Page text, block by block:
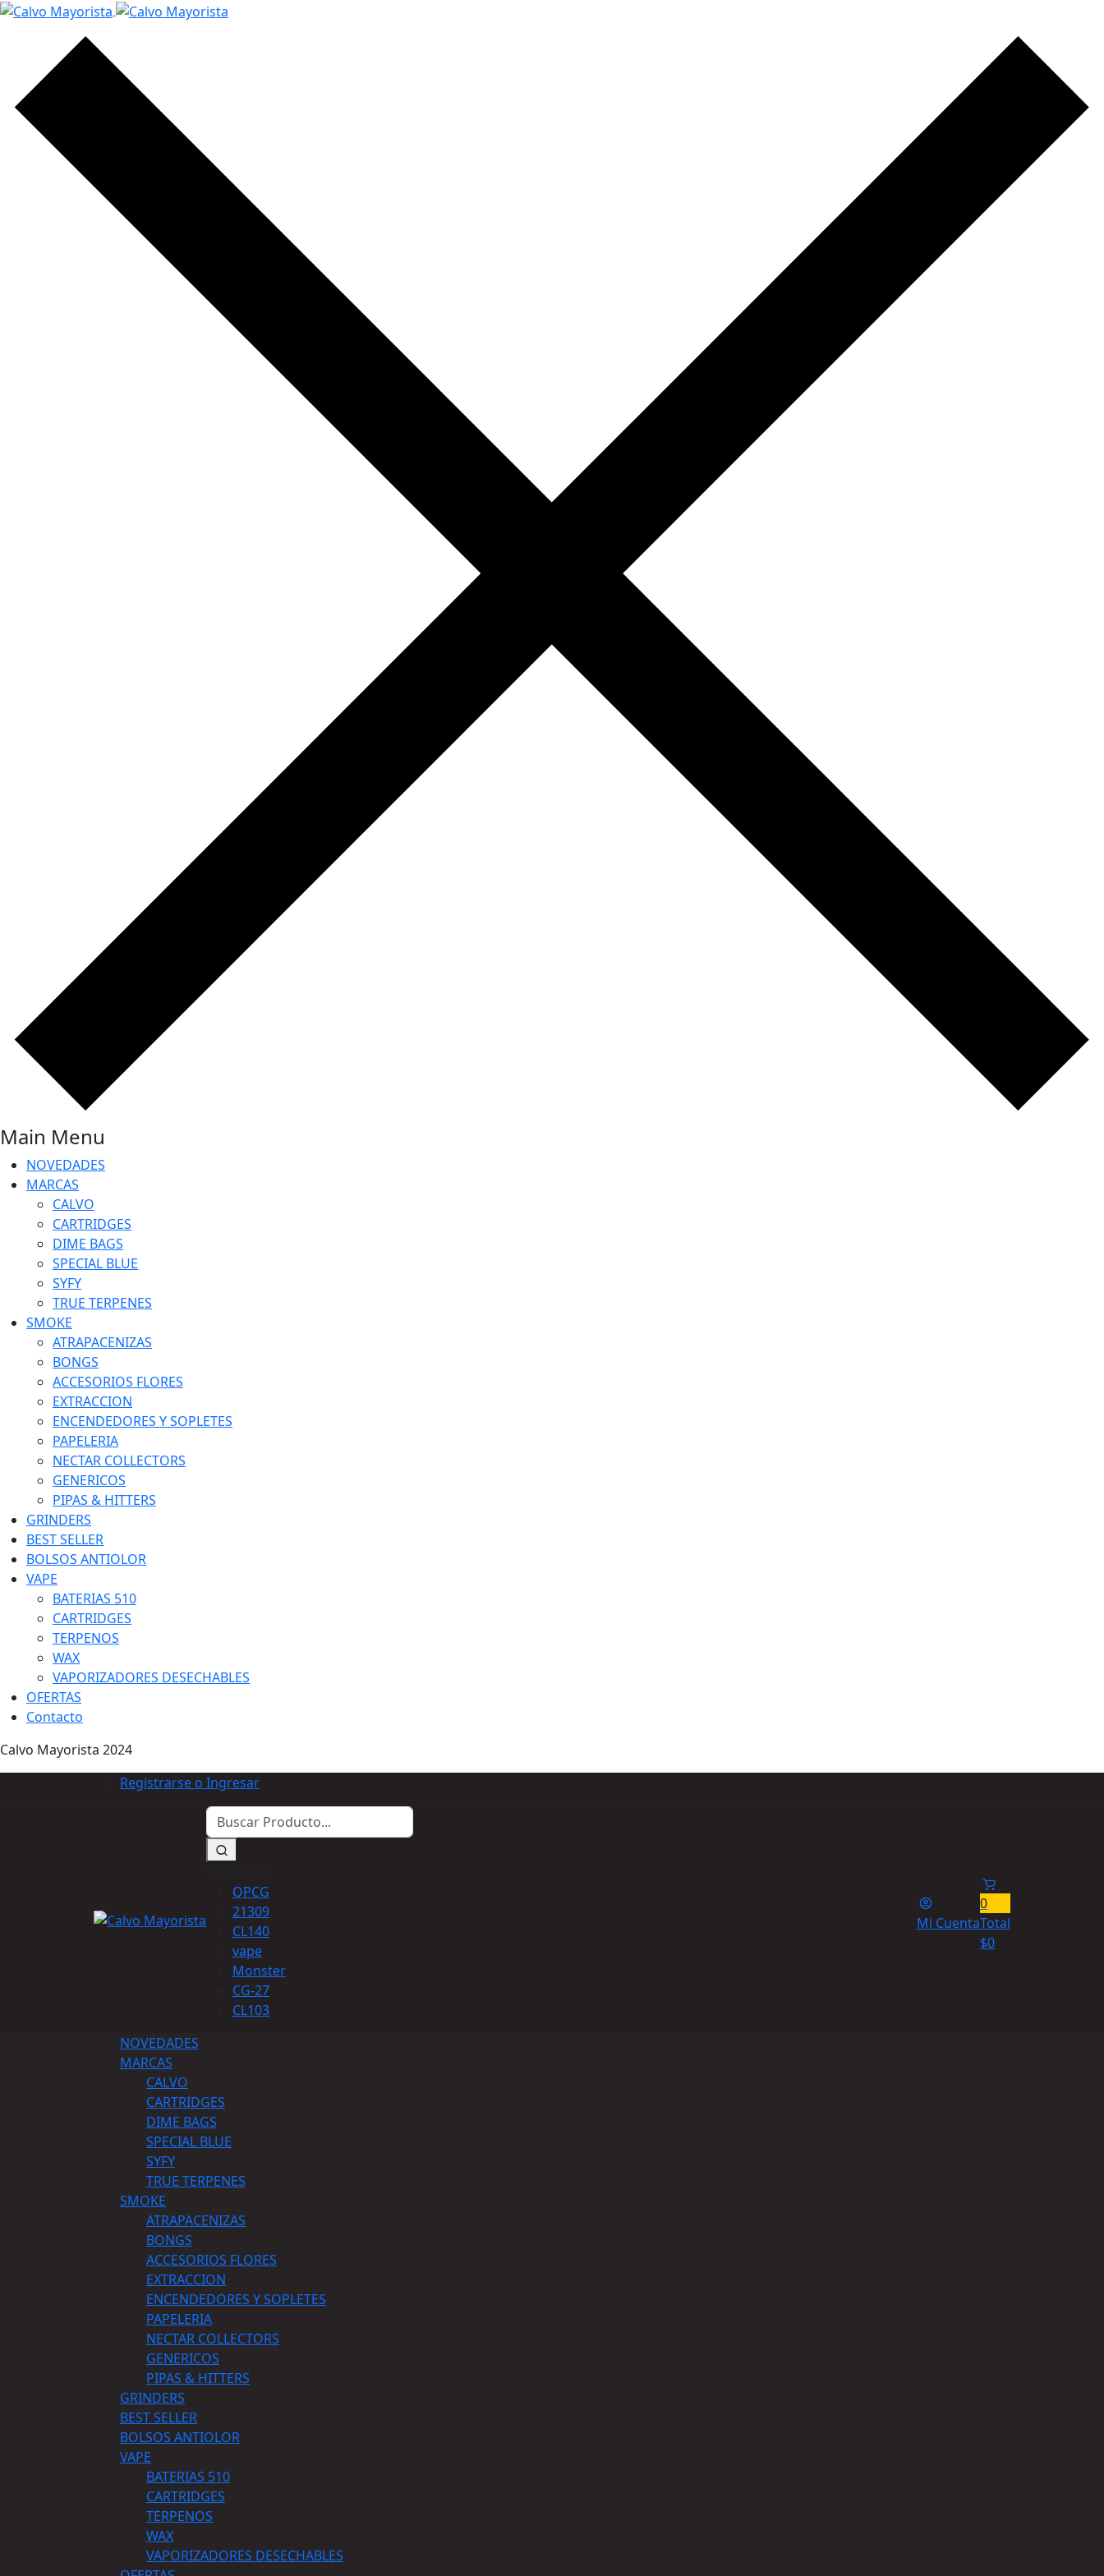
Main Menu
NOVEDADES
MARCAS
CALVO
CARTRIDGES
DIME BAGS
SPECIAL BLUE
SYFY
TRUE TERPENES
SMOKE
ATRAPACENIZAS
BONGS
ACCESORIOS FLORES
EXTRACCION
ENCENDEDORES Y SOPLETES
PAPELERIA
NECTAR COLLECTORS
GENERICOS
PIPAS & HITTERS
GRINDERS
BEST SELLER
BOLSOS ANTIOLOR
VAPE
BATERIAS 510
CARTRIDGES
TERPENOS
WAX
VAPORIZADORES DESECHABLES
OFERTAS
Contacto
Calvo Mayorista 2024
Registrarse o Ingresar
QPCG
21309
CL140
vape
Monster
CG-27
CL103
Mi Cuenta
0
Total
$0
NOVEDADES
MARCAS
CALVO
CARTRIDGES
DIME BAGS
SPECIAL BLUE
SYFY
TRUE TERPENES
SMOKE
ATRAPACENIZAS
BONGS
ACCESORIOS FLORES
EXTRACCION
ENCENDEDORES Y SOPLETES
PAPELERIA
NECTAR COLLECTORS
GENERICOS
PIPAS & HITTERS
GRINDERS
BEST SELLER
BOLSOS ANTIOLOR
VAPE
BATERIAS 510
CARTRIDGES
TERPENOS
WAX
VAPORIZADORES DESECHABLES